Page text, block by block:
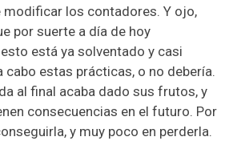
modificar los contadores. Y ojo,
por suerte a día de hoy
está ya solventado y casi
cabo estas prácticas, o no debería.
al final acaba dado sus frutos, y
consecuencias en el futuro. Por
y muy poco en perderla.